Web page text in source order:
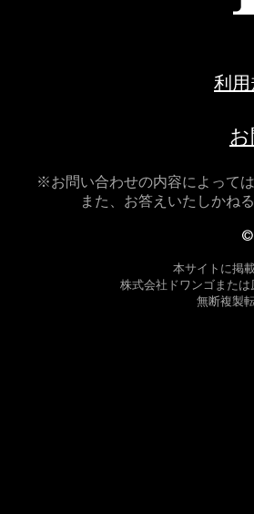
利用
※お問い合わせの内容によって
また、お答えいたしかね
本サイトに掲
株式会社ドワンゴまた
無断複製